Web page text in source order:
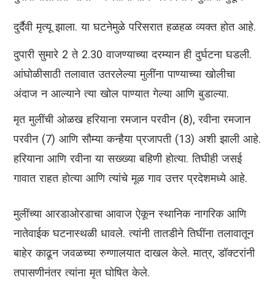
दुर्दैवी मृत्यू झाला. या घटनेमुळे परिसरात हळहळ व्यक्त होत आहे.
दुपारी सुमारे 2 ते 2.30 वाजण्याच्या दरम्यान ही दुर्घटना घडली.
आंघोळीसाठी तलावात उतरलेल्या मुलींना पाण्याच्या खोलीचा
अंदाज न आल्याने त्या खोल पाण्यात गेल्या आणि बुडाल्या.
मृत मुलींची ओळख हरियाना रमजान परवीन (8), रवीना रमजान
परवीन (7) आणि सौम्या कन्हैया प्रजापती (13) अशी झाली आहे.
हरियाना आणि रवीना या सख्ख्या बहिणी होत्या. तिघीही जसई
गावात राहत होत्या आणि त्यांचे मूळ गाव उत्तर प्रदेशमध्ये आहे.
मुलींच्या आरडाओरडाचा आवाज ऐकून स्थानिक नागरिक आणि
नातेवाईक घटनास्थळी धावले. त्यांनी तातडीने तिघींना तलावातून
बाहेर काढून जवळच्या रुग्णालयात दाखल केले. मात्र, डॉक्टरांनी
तपासणीनंतर त्यांना मृत घोषित केले.